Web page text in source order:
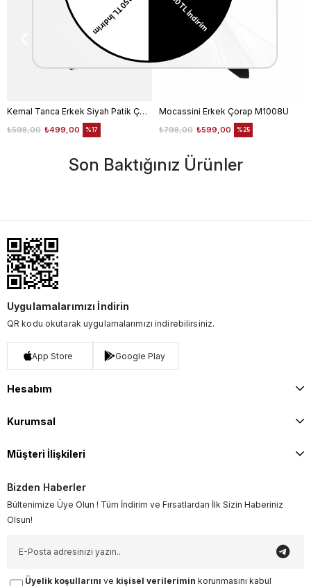
Kemal Tanca Erkek Siyah Patik Çorap
₺499,00
₺598,00 %17
Mocassini Erkek Çorap M1008U
₺599,00
₺798,00 %25
Son Baktığınız Ürünler
Uygulamalarımızı İndirin
QR kodu okutarak uygulamalarımızı indirebilirsiniz.
App Store Google Play
Hesabım
Kurumsal
Müşteri İlişkileri
Bizden Haberler
Bültenimize Üye Olun ! Tüm İndirim ve Fırsatlardan İlk Sizin Haberiniz
Olsun!
Üyelik koşullarını ve kişisel verilerimin korunmasını kabul